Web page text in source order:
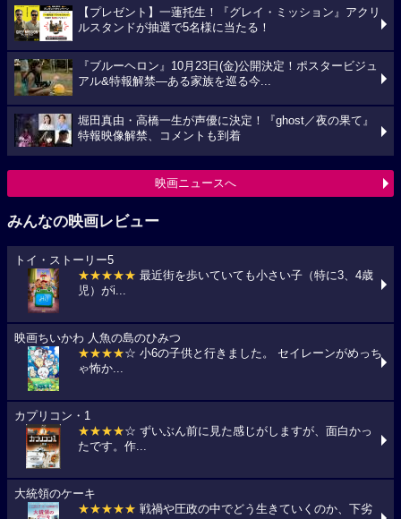
【プレゼント】一蓮托生！『グレイ・ミッション』アクリ
ルスタンドが抽選で5名様に当たる！
『ブルーヘロン』10月23日(金)公開決定！ポスタービジュ
アル&特報解禁―ある家族を巡る今...
堀田真由・高橋一生が声優に決定！『ghost／夜の果て』
特報映像解禁、コメントも到着
映画ニュースへ
みんなの映画レビュー
トイ・ストーリー5
★★★★★ 最近街を歩いていても小さい子（特に3、4歳
児）がi...
映画ちいかわ 人魚の島のひみつ
★★★★☆ 小6の子供と行きました。 セイレーンがめっち
ゃ怖か...
カプリコン・1
★★★★☆ ずいぶん前に見た感じがしますが、面白かっ
たです。作...
大統領のケーキ
★★★★★ 戦禍や圧政の中でどう生きていくのか、下劣